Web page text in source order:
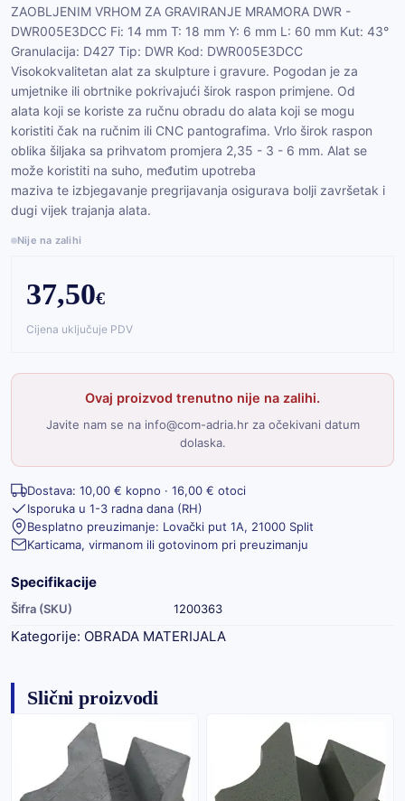
ZAOBLJENIM VRHOM ZA GRAVIRANJE MRAMORA DWR -
DWR005E3DCC Fi: 14 mm T: 18 mm Y: 6 mm L: 60 mm Kut: 43°
Granulacija: D427 Tip: DWR Kod: DWR005E3DCC
Visokokvalitetan alat za skulpture i gravure. Pogodan je za
umjetnike ili obrtnike pokrivajući širok raspon primjene. Od
alata koji se koriste za ručnu obradu do alata koji se mogu
koristiti čak na ručnim ili CNC pantografima. Vrlo širok raspon
oblika šiljaka sa prihvatom promjera 2,35 - 3 - 6 mm. Alat se
može koristiti na suho, međutim upotreba
maziva te izbjegavanje pregrijavanja osigurava bolji završetak i
dugi vijek trajanja alata.
Nije na zalihi
37,50€
Cijena uključuje PDV
Ovaj proizvod trenutno nije na zalihi.
Javite nam se na info@com-adria.hr za očekivani datum
dolaska.
Dostava: 10,00 € kopno · 16,00 € otoci
Isporuka u 1-3 radna dana (RH)
Besplatno preuzimanje: Lovački put 1A, 21000 Split
Karticama, virmanom ili gotovinom pri preuzimanju
Specifikacije
Šifra (SKU) 1200363
Kategorije: OBRADA MATERIJALA
Slični proizvodi